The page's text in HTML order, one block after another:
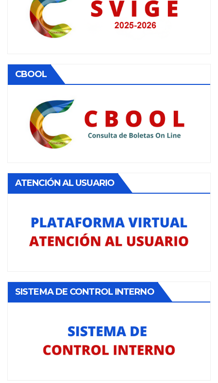
CBOOL
ATENCIÓN AL USUARIO
SISTEMA DE CONTROL INTERNO